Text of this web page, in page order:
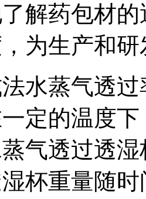
解药包材
为生产和
水蒸气透
定的温度
气透过透
杯重量随